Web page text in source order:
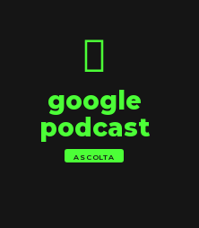
google
podcast
ASCOLTA